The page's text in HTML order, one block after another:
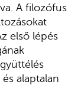
A filozófus
első lépés
alaptalan